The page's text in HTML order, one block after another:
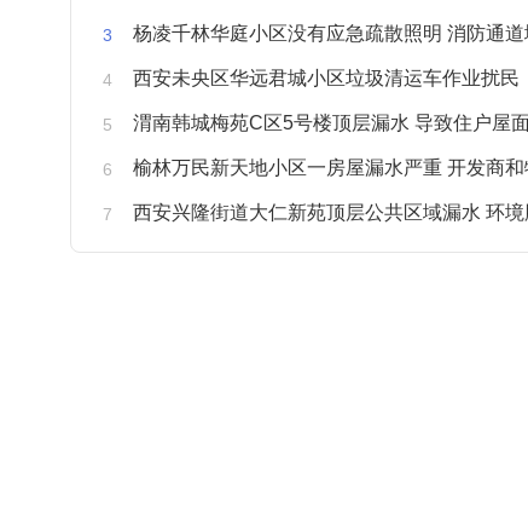
杨凌千林华庭小区没有应急疏散照明 消防通
西安未央区华远君城小区垃圾清运车作业扰民
渭南韩城梅苑C区5号楼顶层漏水 导致住户屋面被
榆林万民新天地小区一房屋漏水严重 开发商和物业不予
西安兴隆街道大仁新苑顶层公共区域漏水 环